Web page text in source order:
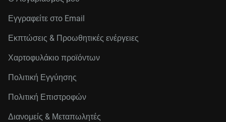
Εγγραφείτε στo Email
Εκπτώσεις & Προωθητικές ενέργειες
Χαρτοφυλάκιο προϊόντων
Πολιτική Εγγύησης
Πολιτική Επιστροφών
Διανομείς & Μεταπωλητές